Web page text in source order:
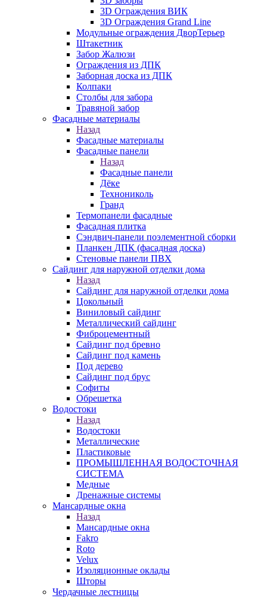
3D Ограждения ВИК
3D Ограждения Grand Line
Модульные ограждения ДворТерьер
Штакетник
Забор Жалюзи
Ограждения из ДПК
Заборная доска из ДПК
Колпаки
Столбы для забора
Травяной забор
Фасадные материалы
Назад
Фасадные материалы
Фасадные панели
Назад
Фасадные панели
Дёке
Технониколь
Гранд
Термопанели фасадные
Фасадная плитка
Сэндвич-панели поэлементной сборки
Планкен ДПК (фасадная доска)
Стеновые панели ПВХ
Сайдинг для наружной отделки дома
Назад
Сайдинг для наружной отделки дома
Цокольный
Виниловый сайдинг
Металлический сайдинг
Фиброцементный
Сайдинг под бревно
Сайдинг под камень
Под дерево
Сайдинг под брус
Софиты
Обрешетка
Водостоки
Назад
Водостоки
Металлические
Пластиковые
ПРОМЫШЛЕННАЯ ВОДОСТОЧНАЯ
СИСТЕМА
Медные
Дренажные системы
Мансардные окна
Назад
Мансардные окна
Fakro
Roto
Velux
Изоляционные оклады
Шторы
Чердачные лестницы